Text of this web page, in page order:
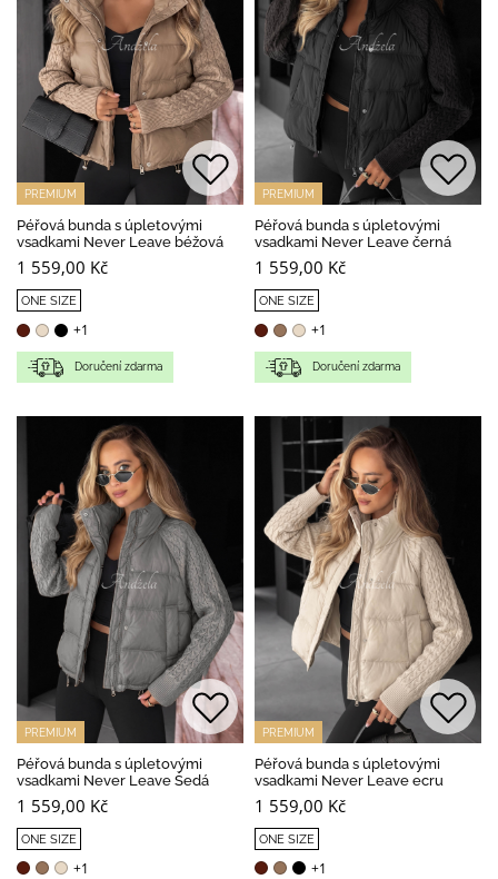
PREMIUM
Péřová bunda s úpletovými
vsadkami Never Leave béžová
1 559,00 Kč
ONE SIZE
+1
Doručení zdarma
PREMIUM
Péřová bunda s úpletovými
vsadkami Never Leave černá
1 559,00 Kč
ONE SIZE
+1
Doručení zdarma
PREMIUM
Péřová bunda s úpletovými
vsadkami Never Leave Šedá
1 559,00 Kč
ONE SIZE
+1
PREMIUM
Péřová bunda s úpletovými
vsadkami Never Leave ecru
1 559,00 Kč
ONE SIZE
+1